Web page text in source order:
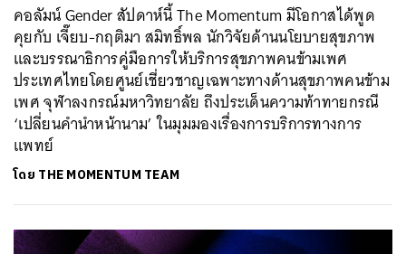
คอลัมน์ Gender สัปดาห์นี้ The Momentum มีโอกาสได้พูด
คุยกับ เจี๊ยบ-กฤติมา สมิทธิ์พล นักวิจัยด้านนโยบายสุขภาพ
และบรรณาธิการคู่มือการให้บริการสุขภาพคนข้ามเพศ
ประเทศไทยโดยศูนย์เชี่ยวชาญเฉพาะทางด้านสุขภาพคนข้าม
เพศ จุฬาลงกรณ์มหาวิทยาลัย ถึงประเด็นความท้าทายกรณี
‘เปลี่ยนคำนำหน้านาม’ ในมุมมองเรื่องการบริการทางการ
แพทย์
โดย THE MOMENTUM TEAM